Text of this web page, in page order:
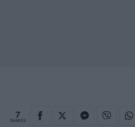
7
SHARES